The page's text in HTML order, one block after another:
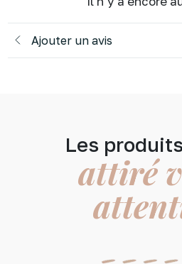
Ajouter un avis
Les
attiré